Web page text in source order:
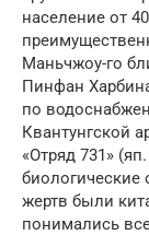
население от
Маньчжоу-го
Пинфан
по
Квантунгской
«Отряд 731»
жертв были
понимались